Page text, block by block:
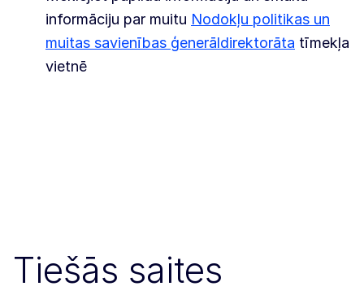
informāciju par muitu Nodokļu politikas un
muitas savienības ģenerāldirektorāta tīmekļa
vietnē
Tiešās saites